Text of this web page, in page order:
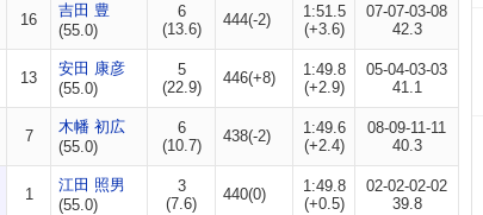
16
吉田 豊
(55.0)
6
(13.6)
444(-2)
1:51.5
(+3.6)
07-07-03-08
42.3
13
安田 康彦
(55.0)
5
(22.9)
446(+8)
1:49.8
(+2.9)
05-04-03-03
41.1
7
木幡 初広
(55.0)
6
(10.7)
438(-2)
1:49.6
(+2.4)
08-09-11-11
40.3
1
江田 照男
(55.0)
3
(7.6)
440(0)
1:49.8
(+0.5)
02-02-02-02
39.8